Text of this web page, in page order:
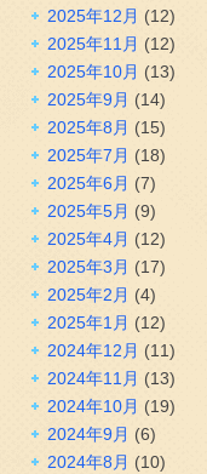
2025年12月 (12)
2025年11月 (12)
2025年10月 (13)
2025年9月 (14)
2025年8月 (15)
2025年7月 (18)
2025年6月 (7)
2025年5月 (9)
2025年4月 (12)
2025年3月 (17)
2025年2月 (4)
2025年1月 (12)
2024年12月 (11)
2024年11月 (13)
2024年10月 (19)
2024年9月 (6)
2024年8月 (10)